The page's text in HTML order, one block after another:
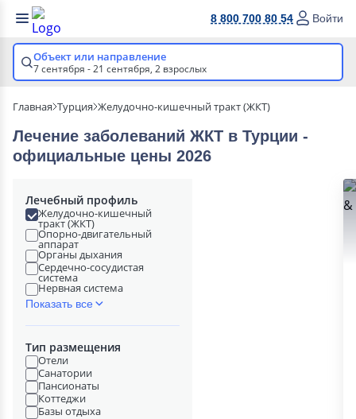
8 800 700 80 54 Войти
Объект или направление
7 сентября - 21 сентября, 2 взрослых
Главная Турция Желудочно-кишечный тракт (ЖКТ)
Лечение заболеваний ЖКТ в Турции -
официальные цены 2026
Лечебный профиль
Желудочно-кишечный
тракт (ЖКТ)
Опорно-двигательный
аппарат
Органы дыхания
Сердечно-сосудистая
система
Нервная система
Показать все
Тип размещения
Отели
Санатории
Пансионаты
Коттеджи
Базы отдыха